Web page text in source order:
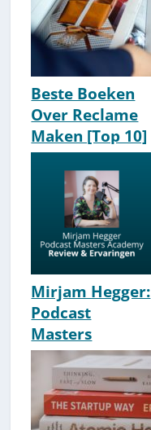
Beste Boeken
Over Reclame
Maken [Top 10]
[2026 Update]
Mirjam Hegger:
Podcast
Masters
Academy
[Review &
Ervaringen]
[2026]